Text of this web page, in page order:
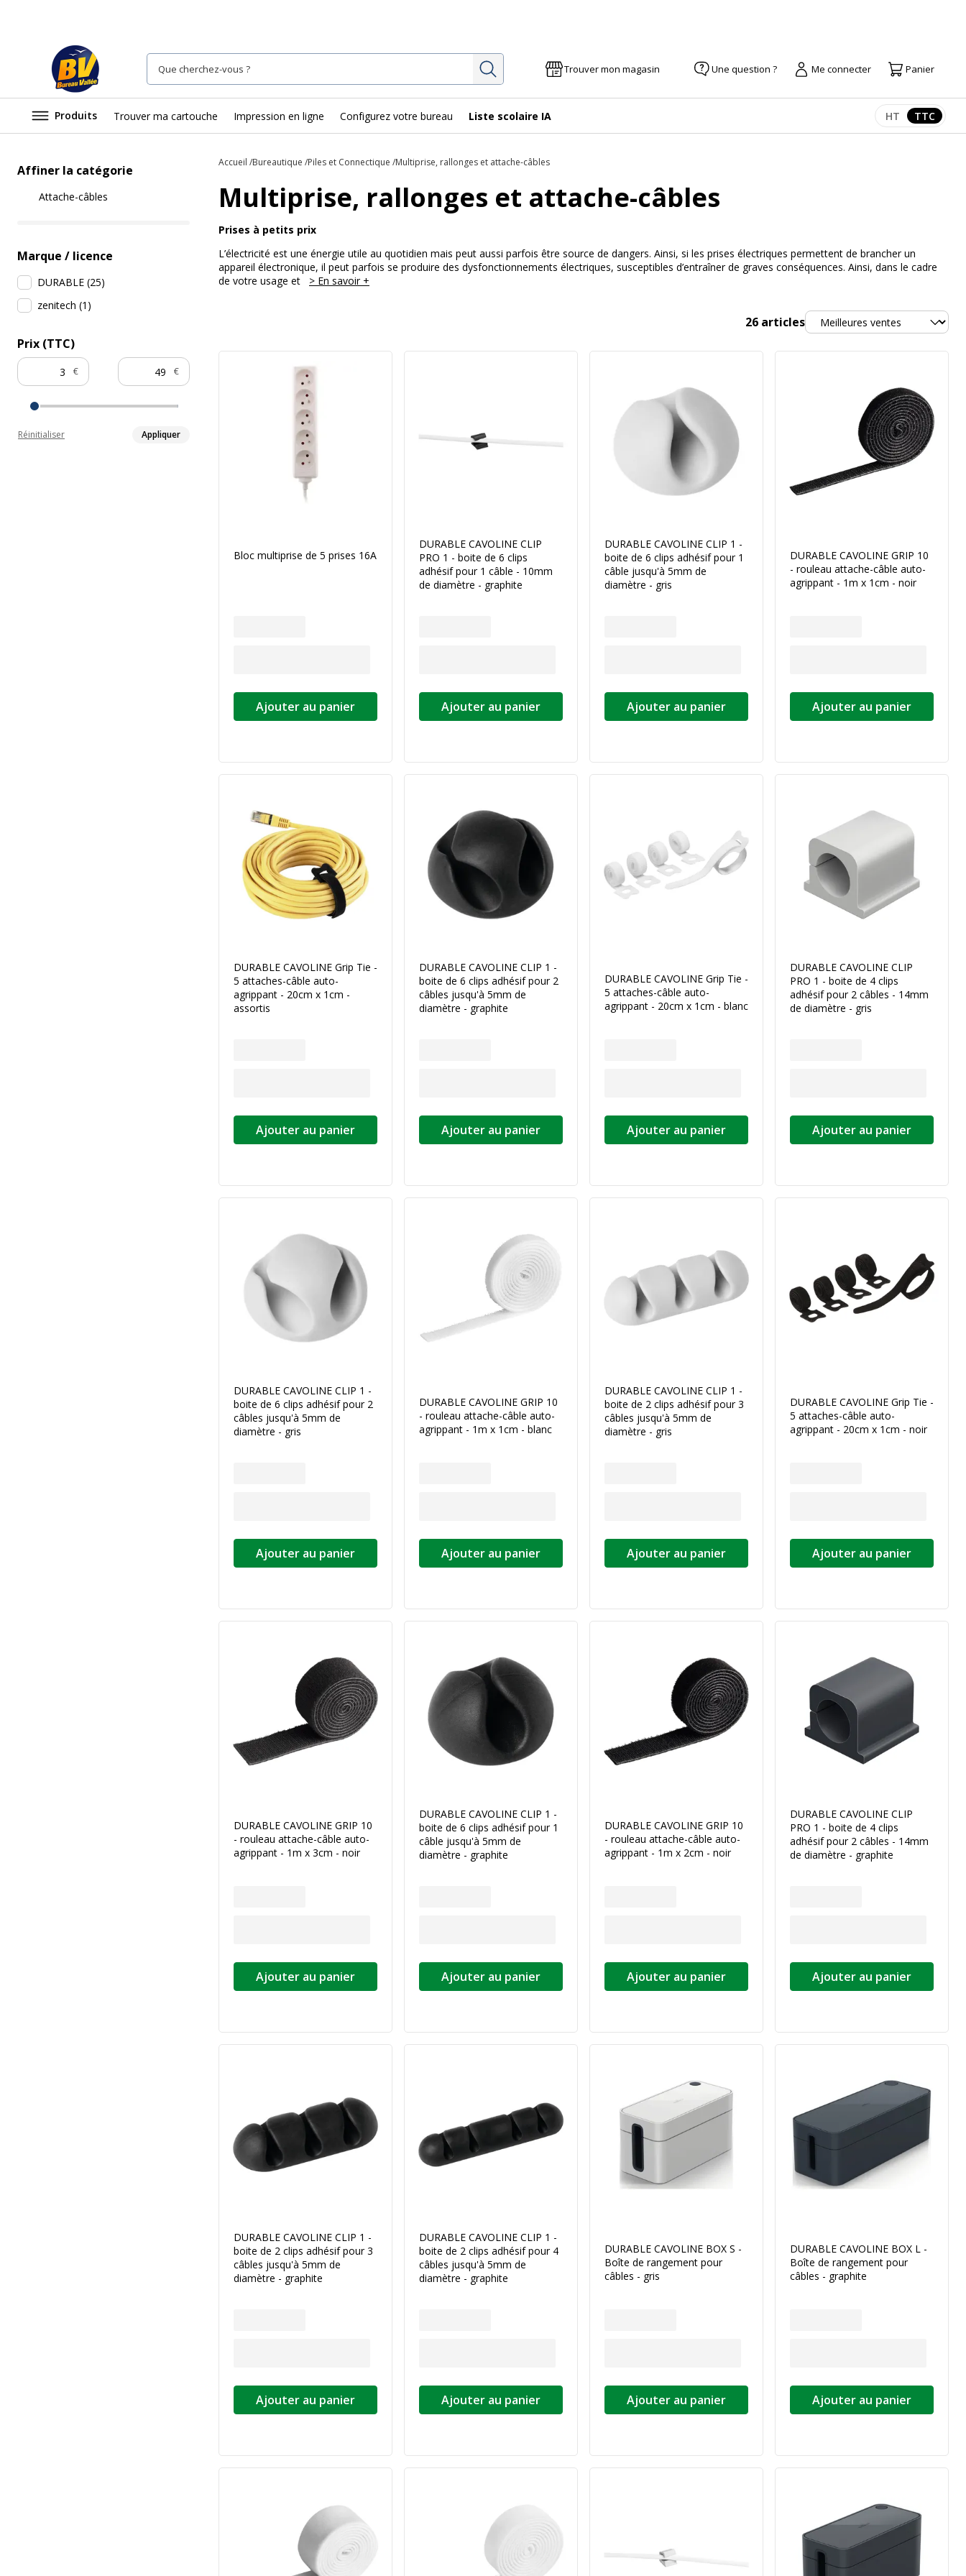
Rechercher Trouver mon magasin Une question ? Me connecter Panier
Produits Trouver ma cartouche Impression en ligne Configurez votre bureau Liste scolaire IA Afficher les
HT TTC
Affiner la catégorie
Attache-câbles
Marque / licence
DURABLE (25)
zenitech (1 )
Prix (TTC)
€ €
Réinitialiser Appliquer
Accueil Bureautique Piles et Connectique Multiprise, rallonges et attache-câbles
Multiprise, rallonges et attache-câbles
Prises à petits prix
L’électricité est une énergie utile au quotidien mais peut aussi parfois être source de dangers. Ainsi, si les prises électriques permettent de brancher un
appareil électronique, il peut parfois se produire des dysfonctionnements électriques, susceptibles d’entraîner de graves conséquences. Ainsi, dans le cadre
de votre usage et
> En savoir +
26 articlesTrier
Bloc multiprise de 5 prises 16A
Ajouter au panier
DURABLE CAVOLINE CLIP
PRO 1 - boite de 6 clips
adhésif pour 1 câble - 10mm
de diamètre - graphite
Ajouter au panier
DURABLE CAVOLINE CLIP 1 -
boite de 6 clips adhésif pour 1
câble jusqu'à 5mm de
diamètre - gris
Ajouter au panier
DURABLE CAVOLINE GRIP 10
- rouleau attache-câble auto-
agrippant - 1m x 1cm - noir
Ajouter au panier
DURABLE CAVOLINE Grip Tie -
5 attaches-câble auto-
agrippant - 20cm x 1cm -
assortis
Ajouter au panier
DURABLE CAVOLINE CLIP 1 -
boite de 6 clips adhésif pour 2
câbles jusqu'à 5mm de
diamètre - graphite
Ajouter au panier
DURABLE CAVOLINE Grip Tie -
5 attaches-câble auto-
agrippant - 20cm x 1cm - blanc
Ajouter au panier
DURABLE CAVOLINE CLIP
PRO 1 - boite de 4 clips
adhésif pour 2 câbles - 14mm
de diamètre - gris
Ajouter au panier
DURABLE CAVOLINE CLIP 1 -
boite de 6 clips adhésif pour 2
câbles jusqu'à 5mm de
diamètre - gris
Ajouter au panier
DURABLE CAVOLINE GRIP 10
- rouleau attache-câble auto-
agrippant - 1m x 1cm - blanc
Ajouter au panier
DURABLE CAVOLINE CLIP 1 -
boite de 2 clips adhésif pour 3
câbles jusqu'à 5mm de
diamètre - gris
Ajouter au panier
DURABLE CAVOLINE Grip Tie -
5 attaches-câble auto-
agrippant - 20cm x 1cm - noir
Ajouter au panier
DURABLE CAVOLINE GRIP 10
- rouleau attache-câble auto-
agrippant - 1m x 3cm - noir
Ajouter au panier
DURABLE CAVOLINE CLIP 1 -
boite de 6 clips adhésif pour 1
câble jusqu'à 5mm de
diamètre - graphite
Ajouter au panier
DURABLE CAVOLINE GRIP 10
- rouleau attache-câble auto-
agrippant - 1m x 2cm - noir
Ajouter au panier
DURABLE CAVOLINE CLIP
PRO 1 - boite de 4 clips
adhésif pour 2 câbles - 14mm
de diamètre - graphite
Ajouter au panier
DURABLE CAVOLINE CLIP 1 -
boite de 2 clips adhésif pour 3
câbles jusqu'à 5mm de
diamètre - graphite
Ajouter au panier
DURABLE CAVOLINE CLIP 1 -
boite de 2 clips adhésif pour 4
câbles jusqu'à 5mm de
diamètre - graphite
Ajouter au panier
DURABLE CAVOLINE BOX S -
Boîte de rangement pour
câbles - gris
Ajouter au panier
DURABLE CAVOLINE BOX L -
Boîte de rangement pour
câbles - graphite
Ajouter au panier